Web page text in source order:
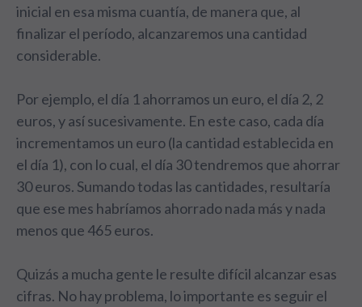
inicial en esa misma cuantía, de manera que, al
finalizar el período, alcanzaremos una cantidad
considerable.
Por ejemplo, el día 1 ahorramos un euro, el día 2, 2
euros, y así sucesivamente. En este caso, cada día
incrementamos un euro (la cantidad establecida en
el día 1), con lo cual, el día 30 tendremos que ahorrar
30 euros. Sumando todas las cantidades, resultaría
que ese mes habríamos ahorrado nada más y nada
menos que 465 euros.
Quizás a mucha gente le resulte difícil alcanzar esas
cifras. No hay problema, lo importante es seguir el